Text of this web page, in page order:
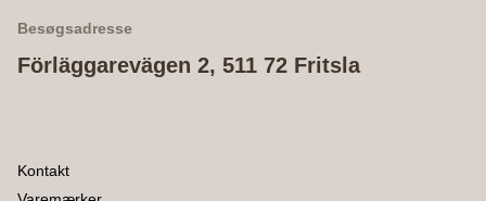
Besøgsadresse
Förläggarevägen 2, 511 72 Fritsla
Kontakt